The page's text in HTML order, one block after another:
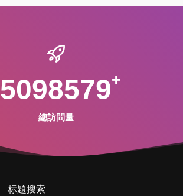
5098579
總訪問量
标題搜索